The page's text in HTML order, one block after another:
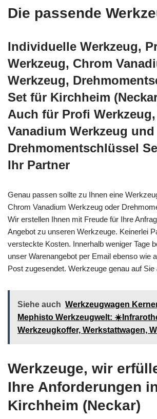
Die passende
Individuelle Werkzeug,
Werkzeug, Chrom
Werkzeug,
Set für Kirchheim
Auch für Profi
Vanadium Werkzeug und
Drehmomentschlüssel
Ihr Partner
Genau passen sollte zu Ihnen eine
Chrom Vanadium Werkzeug oder
Wir erstellen Ihnen mit Freude für Ihre
Angebot zu unseren Werkzeuge. Keinerlei
versteckte Kosten. Innerhalb weniger Tage
unser Warenangebot per Email ebenso wie
Post zugesendet. Werkzeuge genau auf Sie
Siehe auch Werkzeugwagen
Mephisto Werkzeugwelt:
Werkzeugkoffer, Werkstattwagen,
Werkzeuge, wir
Ihre Anforderungen
Kirchheim (Neckar)